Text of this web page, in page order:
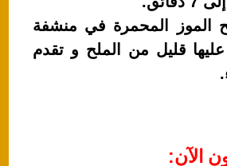
الموز المحمرة في منشفة
قليل من الملح و تقدم
الآن: